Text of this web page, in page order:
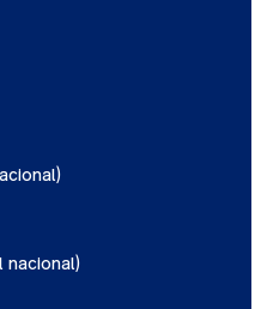
nacional)